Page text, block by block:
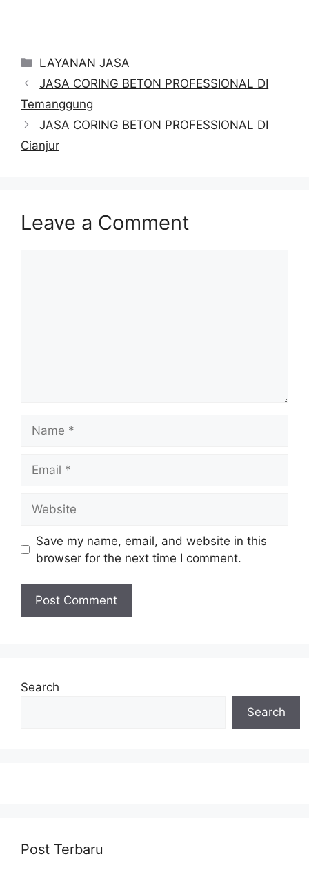
Categories
LAYANAN JASA
JASA CORING BETON PROFESSIONAL DI
Temanggung
JASA CORING BETON PROFESSIONAL DI
Cianjur
Leave a Comment
Save my name, email, and website in this
browser for the next time I comment.
Search
Search
Post Terbaru